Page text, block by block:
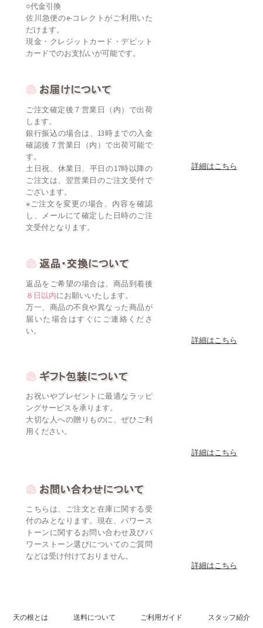
○代金引換
佐川急便のe-コレクトがご利用いた
だけます。
現金・クレジットカード・デビット
カードでのお支払いが可能です。
ご注文確定後７営業日（内）で出荷
します。
銀行振込の場合は、13時までの入金
確認後７営業日（内）で出荷可能で
す。
土日祝、休業日、平日の17時以降の
ご注文は、翌営業日のご注文受付で
ございます。
※ご注文を変更の場合、内容を確認
し、メールにて確定した日時のご注
文受付となります。
詳細はこちら
返品をご希望の場合は、商品到着後
８日以内にお願いいたします。
万一、商品の不良や異なった商品が
届いた場合はすぐにご連絡くださ
い。
詳細はこちら
お祝いやプレゼントに最適なラッピ
ングサービスを承ります。
大切な人への贈りものに、ぜひご利
用ください。
詳細はこちら
こちらは、ご注文と在庫に関する受
付のみとなります。現在、パワース
トーンに関するお問い合わせ及びパ
ワーストーン選びについてのご質問
などは受け付けておりません。
詳細はこちら
天の根とは 送料について ご利用ガイド
スタッフ紹介